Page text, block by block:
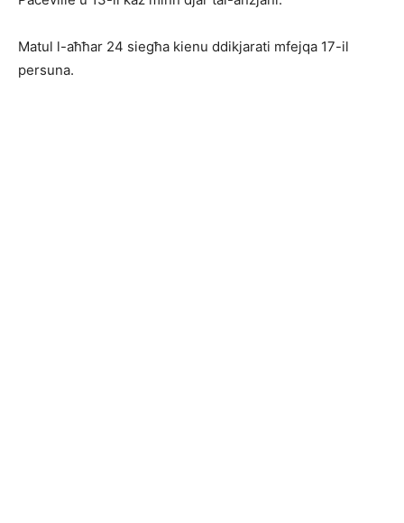
Matul l-aħħar 24 siegħa kienu ddikjarati mfejqa 17-il
persuna.